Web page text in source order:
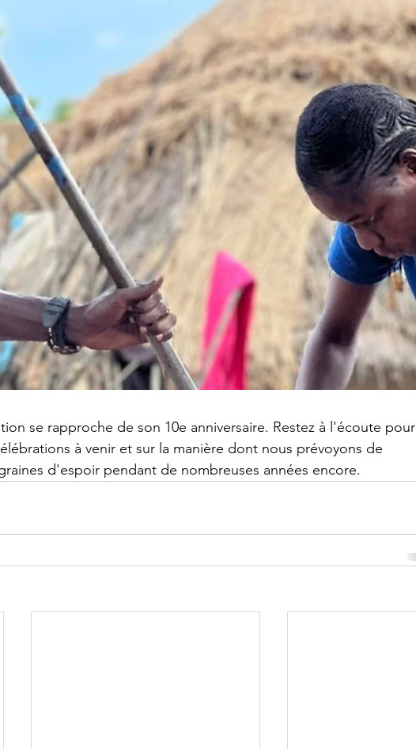
se rapproche de son 10e anniversaire. Restez à l'écoute pour
à venir et sur la manière dont nous prévoyons de
d'espoir pendant de nombreuses années encore.